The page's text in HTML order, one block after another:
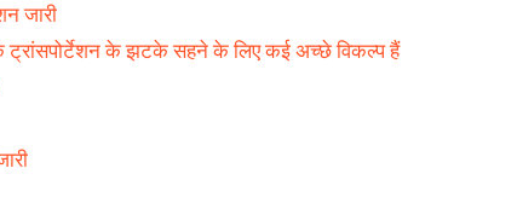
जारी
ट्रांसपोर्टेशन के झटके सहने के लिए कई अच्छे विकल्प हैं